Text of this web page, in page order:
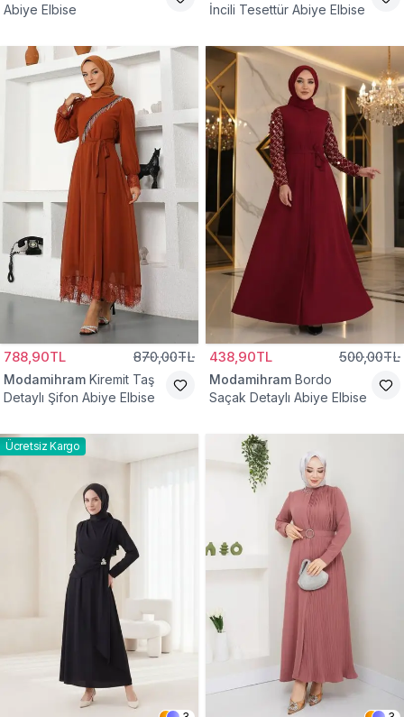
Abiye Elbise
İncili Tesettür Abiye Elbise
788,90TL 870,00TL
Modamihram Kiremit Taş
Detaylı Şifon Abiye Elbise
438,90TL 500,00TL
Modamihram Bordo
Saçak Detaylı Abiye Elbise
Ücretsiz Kargo